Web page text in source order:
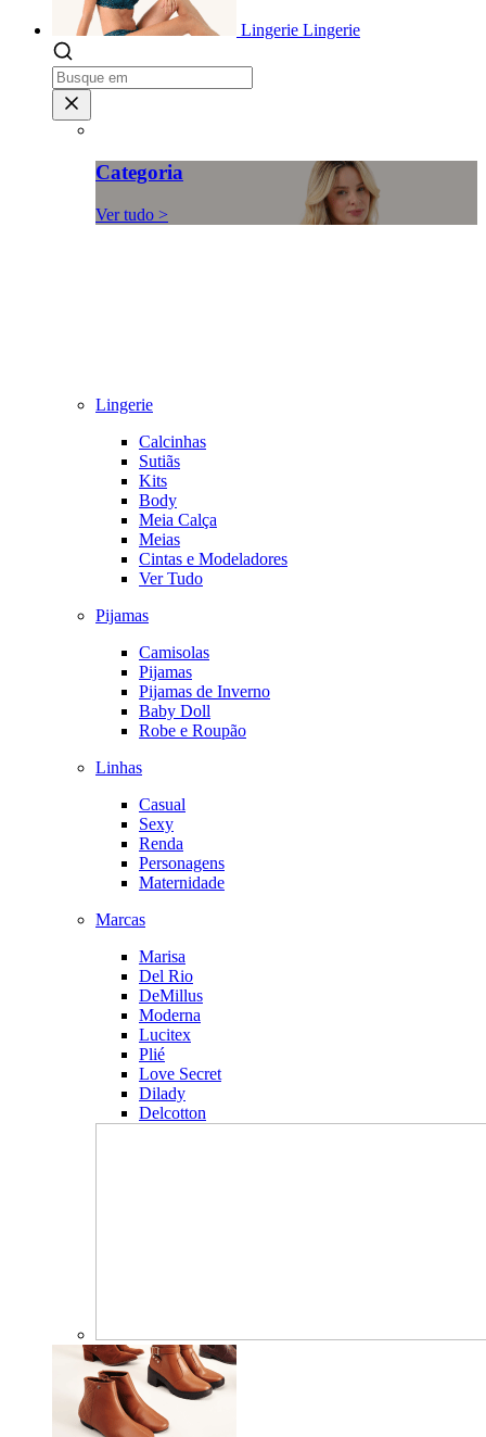
Lingerie Lingerie
Categoria
Ver tudo >
Lingerie
Calcinhas
Sutiãs
Kits
Body
Meia Calça
Meias
Cintas e Modeladores
Ver Tudo
Pijamas
Camisolas
Pijamas
Pijamas de Inverno
Baby Doll
Robe e Roupão
Linhas
Casual
Sexy
Renda
Personagens
Maternidade
Marcas
Marisa
Del Rio
DeMillus
Moderna
Lucitex
Plié
Love Secret
Dilady
Delcotton